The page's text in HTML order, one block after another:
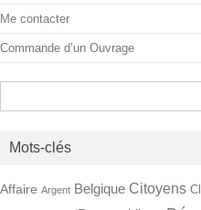
Me contacter
Commande d’un Ouvrage
Mots-clés
Affaire Argent Belgique Citoyens